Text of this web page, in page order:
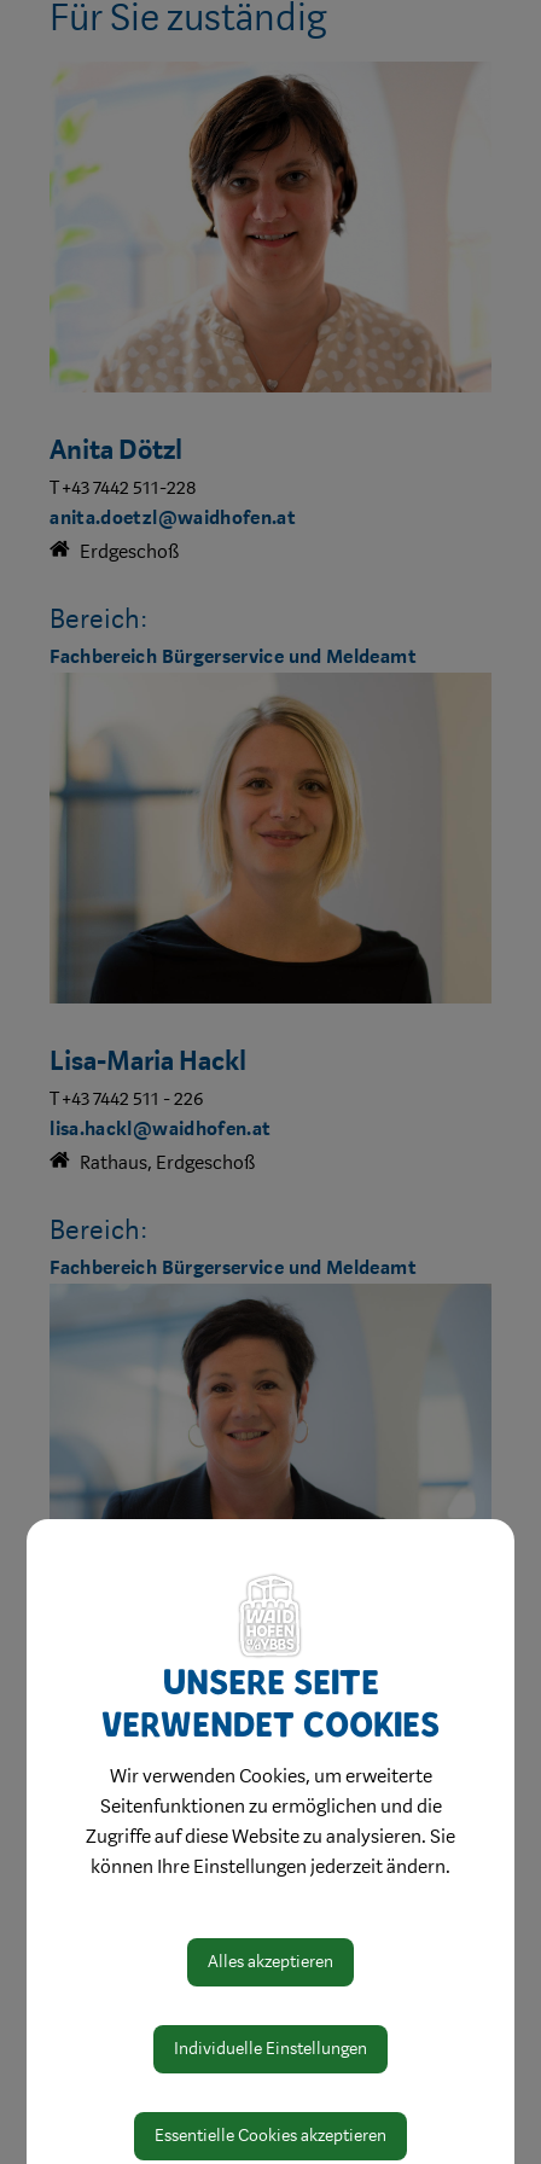
Für Sie zuständig
Anita Dötzl
T +43 7442 511-228
anita.doetzl@waidhofen.at
Erdgeschoß
Bereich:
Fachbereich Bürgerservice und Meldeamt
Lisa-Maria Hackl
T +43 7442 511 - 226
lisa.hackl@waidhofen.at
Rathaus, Erdgeschoß
Bereich:
Fachbereich Bürgerservice und Meldeamt
Ute Huber
T +43 7442 511 227
ute.huber@waidhofen.at
Rathaus, Erdgeschoß
Bereich:
Fachbereich Bürgerservice und Meldeamt
Amtswege
Unsere Seite
verwendet Cookies
Wir verwenden Cookies, um erweiterte
Seitenfunktionen zu ermöglichen und die
Zugriffe auf diese Website zu analysieren. Sie
können Ihre Einstellungen jederzeit ändern.
Alles akzeptieren
Individuelle Einstellungen
Essentielle Cookies akzeptieren